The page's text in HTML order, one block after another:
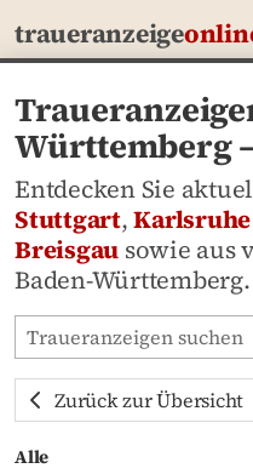
traueranzeige
Württemberg
Entdecken Sie
Stuttgart,Karlsruhe
Breisgau sowie aus
Baden-Württemberg.
Traueranzeigen-Portal
Zurück zur Übersicht
Alle